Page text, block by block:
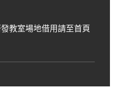
教室場地借用請至首頁